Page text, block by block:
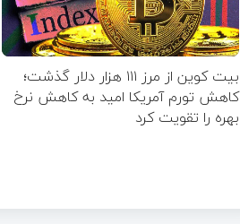
بیت کوین از مرز ۱۱۱ هزار دلار گذشت؛
کاهش تورم آمریکا امید به کاهش نرخ
بهره را تقویت کرد